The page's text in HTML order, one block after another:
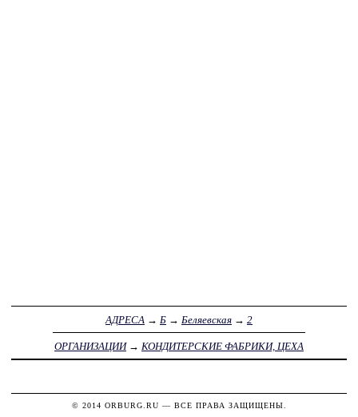
АДРЕСА → Б → Беляевская → 2
ОРГАНИЗАЦИИ→ КОНДИТЕРСКИЕ ФАБРИКИ, ЦЕХА
© 2014 ORBURG.RU — ВСЕ ПРАВА ЗАЩИЩЕНЫ.